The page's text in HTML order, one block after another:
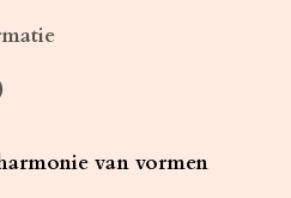
van vormen